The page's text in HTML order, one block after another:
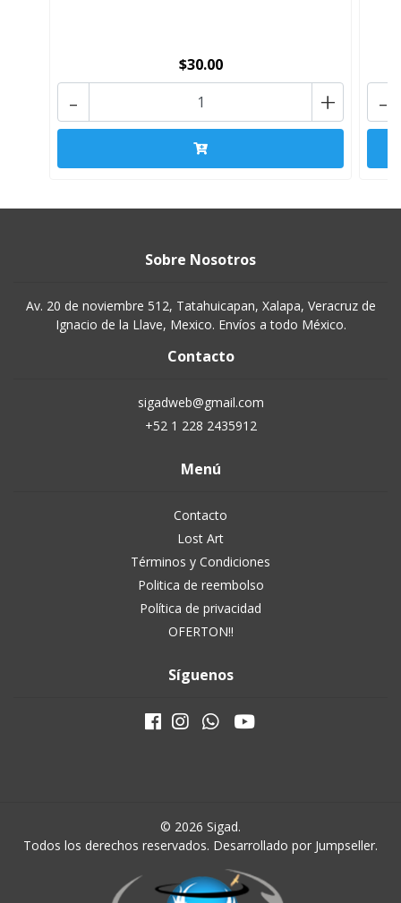
$30.00
+
- -
Sobre Nosotros
Av. 20 de noviembre 512, Tatahuicapan, Xalapa, Veracruz de
Ignacio de la Llave, Mexico. Envíos a todo México.
Contacto
sigadweb@gmail.com
+52 1 228 2435912
Menú
Contacto
Lost Art
Términos y Condiciones
Politica de reembolso
Política de privacidad
OFERTON!!
Síguenos
© 2026 Sigad.
Todos los derechos reservados. Desarrollado por Jumpseller.